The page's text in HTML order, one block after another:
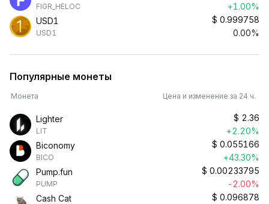
FIGR_HELOC
+1.00%
USD1
USD1
$ 0.999758
0.00%
Популярные монеты
Монета Цена и изменение за 24 ч.
Lighter
LIT
$ 2.36
+2.20%
Biconomy
BICO
$ 0.055166
+43.30%
Pump.fun
PUMP
$ 0.00233795
-2.00%
Cash Cat
$ 0.096878